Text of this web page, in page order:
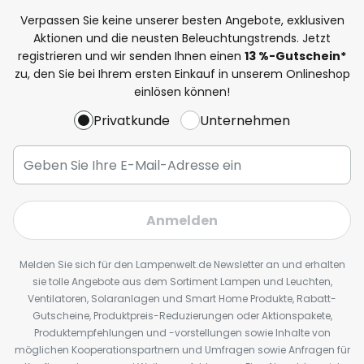
Verpassen Sie keine unserer besten Angebote, exklusiven
Aktionen und die neusten Beleuchtungstrends. Jetzt
registrieren und wir senden Ihnen einen 13 %-Gutschein*
zu, den Sie bei Ihrem ersten Einkauf in unserem Onlineshop
einlösen können!
Privatkunde Unternehmen
Anmelden
Melden Sie sich für den Lampenwelt.de Newsletter an und erhalten
sie tolle Angebote aus dem Sortiment Lampen und Leuchten,
Ventilatoren, Solaranlagen und Smart Home Produkte, Rabatt-
Gutscheine, Produktpreis-Reduzierungen oder Aktionspakete,
Produktempfehlungen und -vorstellungen sowie Inhalte von
möglichen Kooperationspartnern und Umfragen sowie Anfragen für